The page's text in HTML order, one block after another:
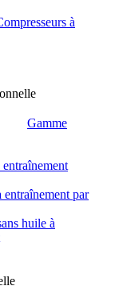
à
Gamme
par
huile à